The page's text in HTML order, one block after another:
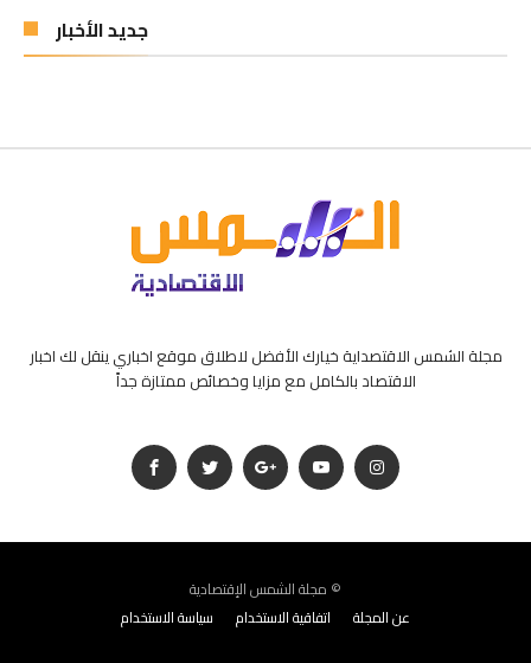
جديد الأخبار
مجلة الشمس الاقتصداية خيارك الأفضل لاطلاق موقع اخباري ينقل لك اخبار
الاقتصاد بالكامل مع مزايا وخصائص ممتازة جداً
مجلة الشمس الإقتصادية ©
سياسة الاستخدام
اتفاقية الاستخدام عن المجلة